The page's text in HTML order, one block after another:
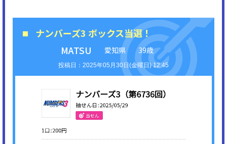
ナンバーズ3 ボックス当選！
MATSU
愛知県 39歳
2025年05月30日(金曜日) 12:45